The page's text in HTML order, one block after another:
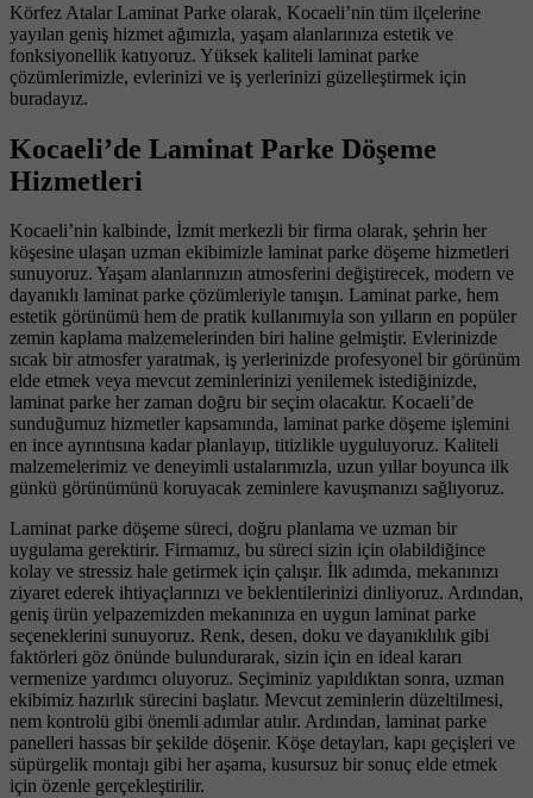
Körfez Atalar Laminat Parke olarak, Kocaeli’nin tüm ilçelerine
yayılan geniş hizmet ağımızla, yaşam alanlarınıza estetik ve
fonksiyonellik katıyoruz. Yüksek kaliteli laminat parke
çözümlerimizle, evlerinizi ve iş yerlerinizi güzelleştirmek için
buradayız.
Kocaeli’de Laminat Parke Döşeme
Hizmetleri
Kocaeli’nin kalbinde, İzmit merkezli bir firma olarak, şehrin her
köşesine ulaşan uzman ekibimizle laminat parke döşeme hizmetleri
sunuyoruz. Yaşam alanlarınızın atmosferini değiştirecek, modern ve
dayanıklı laminat parke çözümleriyle tanışın. Laminat parke, hem
estetik görünümü hem de pratik kullanımıyla son yılların en popüler
zemin kaplama malzemelerinden biri haline gelmiştir. Evlerinizde
sıcak bir atmosfer yaratmak, iş yerlerinizde profesyonel bir görünüm
elde etmek veya mevcut zeminlerinizi yenilemek istediğinizde,
laminat parke her zaman doğru bir seçim olacaktır. Kocaeli’de
sunduğumuz hizmetler kapsamında, laminat parke döşeme işlemini
en ince ayrıntısına kadar planlayıp, titizlikle uyguluyoruz. Kaliteli
malzemelerimiz ve deneyimli ustalarımızla, uzun yıllar boyunca ilk
günkü görünümünü koruyacak zeminlere kavuşmanızı sağlıyoruz.
Laminat parke döşeme süreci, doğru planlama ve uzman bir
uygulama gerektirir. Firmamız, bu süreci sizin için olabildiğince
kolay ve stressiz hale getirmek için çalışır. İlk adımda, mekanınızı
ziyaret ederek ihtiyaçlarınızı ve beklentilerinizi dinliyoruz. Ardından,
geniş ürün yelpazemizden mekanınıza en uygun laminat parke
seçeneklerini sunuyoruz. Renk, desen, doku ve dayanıklılık gibi
faktörleri göz önünde bulundurarak, sizin için en ideal kararı
vermenize yardımcı oluyoruz. Seçiminiz yapıldıktan sonra, uzman
ekibimiz hazırlık sürecini başlatır. Mevcut zeminlerin düzeltilmesi,
nem kontrolü gibi önemli adımlar atılır. Ardından, laminat parke
panelleri hassas bir şekilde döşenir. Köşe detayları, kapı geçişleri ve
süpürgelik montajı gibi her aşama, kusursuz bir sonuç elde etmek
için özenle gerçekleştirilir.